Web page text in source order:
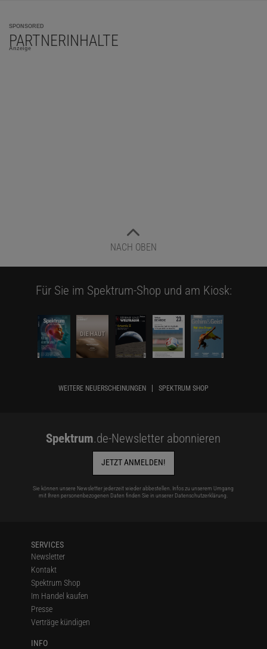
SPONSORED
PARTNERINHALTE
Anzeige
NACH OBEN
Für Sie im Spektrum-Shop und am Kiosk:
WEITERE NEUERSCHEINUNGEN SPEKTRUM SHOP
Spektrum.de-Newsletter abonnieren
JETZT ANMELDEN!
Sie können unsere Newsletter jederzeit wieder abbestellen. Infos zu unserem Umgang
mit Ihren personenbezogenen Daten finden Sie in unserer Datenschutzerklärung
SERVICES
Newsletter
Kontakt
Spektrum Shop
Im Handel kaufen
Presse
Verträge kündigen
INFO